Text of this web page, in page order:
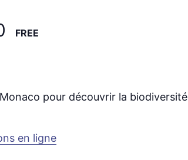
FREE
pour découvrir la
en ligne